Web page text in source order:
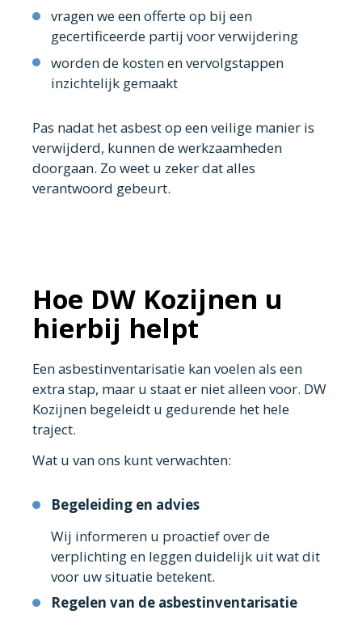
vragen we een offerte op bij een
gecertificeerde partij voor verwijdering
worden de kosten en vervolgstappen
inzichtelijk gemaakt
Pas nadat het asbest op een veilige manier is
verwijderd, kunnen de werkzaamheden
doorgaan. Zo weet u zeker dat alles
verantwoord gebeurt.
Hoe DW Kozijnen u
hierbij helpt
Een asbestinventarisatie kan voelen als een
extra stap, maar u staat er niet alleen voor. DW
Kozijnen begeleidt u gedurende het hele
traject.
Wat u van ons kunt verwachten:
Begeleiding en advies
Wij informeren u proactief over de
verplichting en leggen duidelijk uit wat dit
voor uw situatie betekent.
Regelen van de asbestinventarisatie